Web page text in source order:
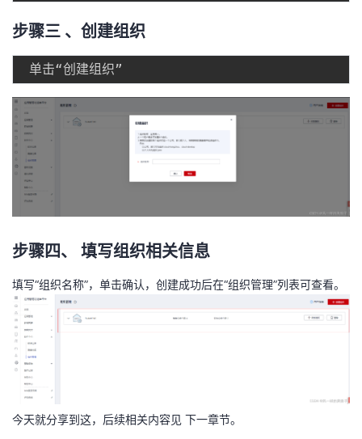
步骤三 、创建组织
步骤四、 填写组织相关信息
填写“组织名称”，单击确认，创建成功后在“组织管理”列表可查看。
今天就分享到这，后续相关内容见 下一章节。